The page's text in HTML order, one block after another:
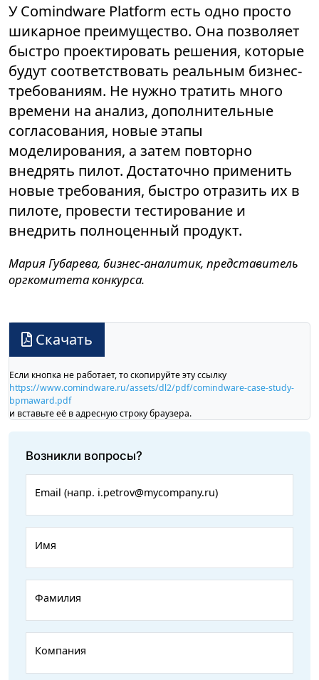
У Comindware Platform есть одно просто
шикарное преимущество. Она позволяет
быстро проектировать решения, которые
будут соответствовать реальным бизнес-
требованиям. Не нужно тратить много
времени на анализ, дополнительные
согласования, новые этапы
моделирования, а затем повторно
внедрять пилот. Достаточно применить
новые требования, быстро отразить их в
пилоте, провести тестирование и
внедрить полноценный продукт.
Мария Губарева, бизнес-аналитик, представитель
оргкомитета конкурса.
Скачать
Если кнопка не работает, то скопируйте эту ссылку
https://www.comindware.ru/assets/dl2/pdf/comindware-case-study-
bpmaward.pdf
и вставьте её в адресную строку браузера.
Возникли вопросы?
Email (напр. i.petrov@mycompany.ru)
Имя
Фамилия
Компания